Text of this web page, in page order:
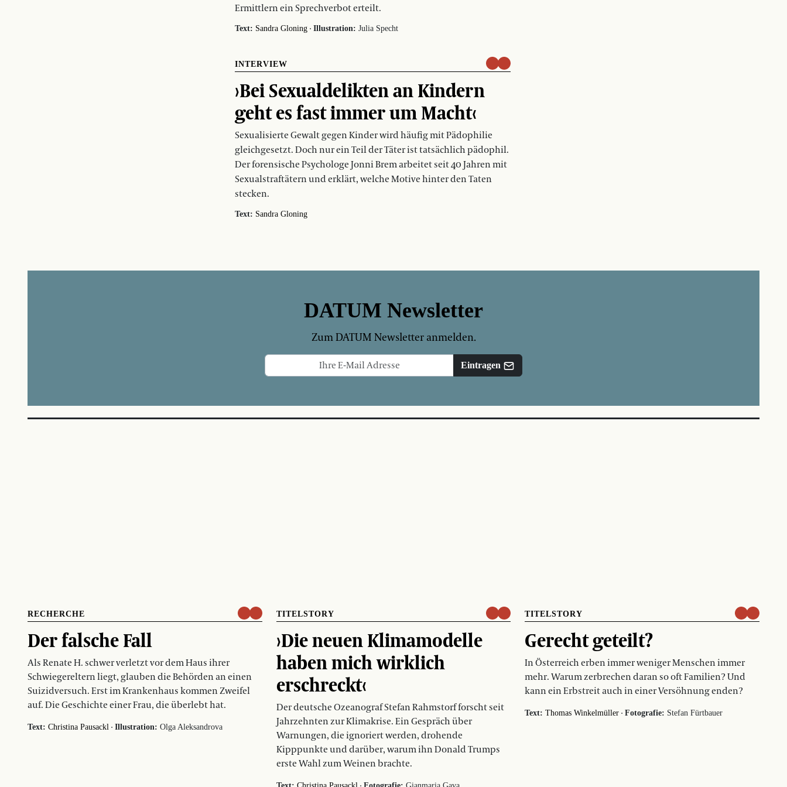
Ermittlern ein Sprechverbot erteilt.
Text: Sandra Gloning· Illustration: Julia Specht
INTERVIEW
›Bei Sexualdelikten an Kindern
geht es fast immer um Macht‹
Sexualisierte Gewalt gegen Kinder wird häufig mit Pädophilie
gleichgesetzt. Doch nur ein Teil der Täter ist tatsächlich pädophil.
Der forensische Psychologe Jonni Brem arbeitet seit 40 Jahren mit
Sexualstraf­tätern und erklärt, welche Motive hinter den Taten
stecken.
Text: Sandra Gloning
DATUM Newsletter
Zum DATUM Newsletter anmelden.
Eintragen
RECHERCHE
Der falsche Fall
Als Renate H. schwer verletzt vor dem Haus ihrer
Schwiegereltern liegt, glauben die Behörden an einen
Suizidversuch. Erst im Krankenhaus kommen Zweifel
auf. Die Geschichte einer Frau, die überlebt hat.
Text: Christina Pausackl · Illustration: Olga Aleksandrova
TITELSTORY
›Die neuen Klimamodelle
haben mich wirklich
erschreckt‹
Der deutsche Ozeanograf Stefan Rahmstorf forscht seit
Jahrzehnten zur Klimakrise. Ein Gespräch über
Warnungen, die ignoriert werden, drohende
Kipppunkte und darüber, warum ihn Donald Trumps
erste Wahl zum Weinen brachte.
TITELSTORY
Gerecht geteilt?
In Österreich erben immer weniger Menschen immer
mehr. Warum zerbrechen daran so oft Familien? Und
kann ein Erbstreit auch in einer Versöhnung enden?
Text: Thomas Winkelmüller ·Fotografie: Stefan Fürtbauer